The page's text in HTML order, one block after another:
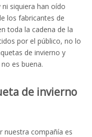
siquiera han oído
los fabricantes de
toda la cadena de la
por el público, no lo
de invierno y
es buena.
de invierno
nuestra compañía es